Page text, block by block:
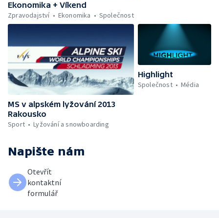
Ekonomika + Víkend
Zpravodajství
Ekonomika Společnost
MS v alpském lyžování 2013
Rakousko
Sport
Lyžování a snowboarding
Highlight
Společnost
Média
Napište nám
Otevřít
kontaktní
formulář